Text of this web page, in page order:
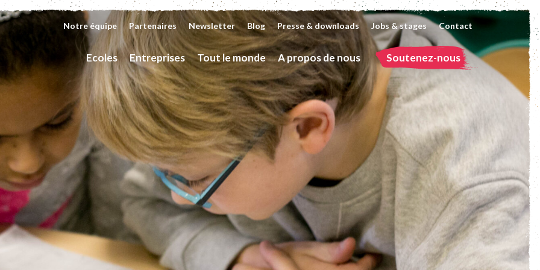
Notre équipe Partenaires Newsletter Blog Presse & downloads Jobs & stages Contact
Ecoles Entreprises Tout le monde A propos de nous Soutenez-nous